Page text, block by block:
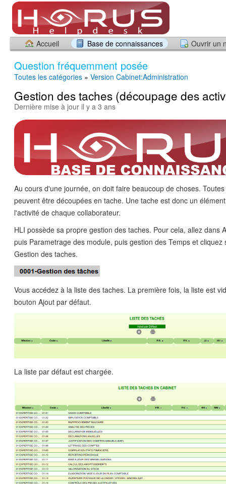
Accueil Base de connaissances Ouvrir un
Question fréquemment posée
Toutes les catégories » Version Cabinet:Administration
Gestion des taches (découpage des
Dernière mise à jour il y a 3 ans
Au cours d'une journée, on doit faire beaucoup de choses.
peuvent être découpées en tache. Une tache est donc un
l'activité de chaque collaborateur.
HLI possède sa propre gestion des taches. Pour cela, allez dans
puis Parametrage des module, puis gestion des Temps et cliquez
Gestion des taches.
Vous accédez à la liste des taches. La première fois, la liste est
bouton Ajout par défaut.
La liste par défaut est chargée.